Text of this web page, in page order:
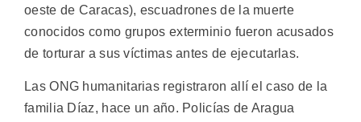
oeste de Caracas), escuadrones de la muerte
conocidos como grupos exterminio fueron acusados
de torturar a sus víctimas antes de ejecutarlas.
Las ONG humanitarias registraron allí el caso de la
familia Díaz, hace un año. Policías de Aragua